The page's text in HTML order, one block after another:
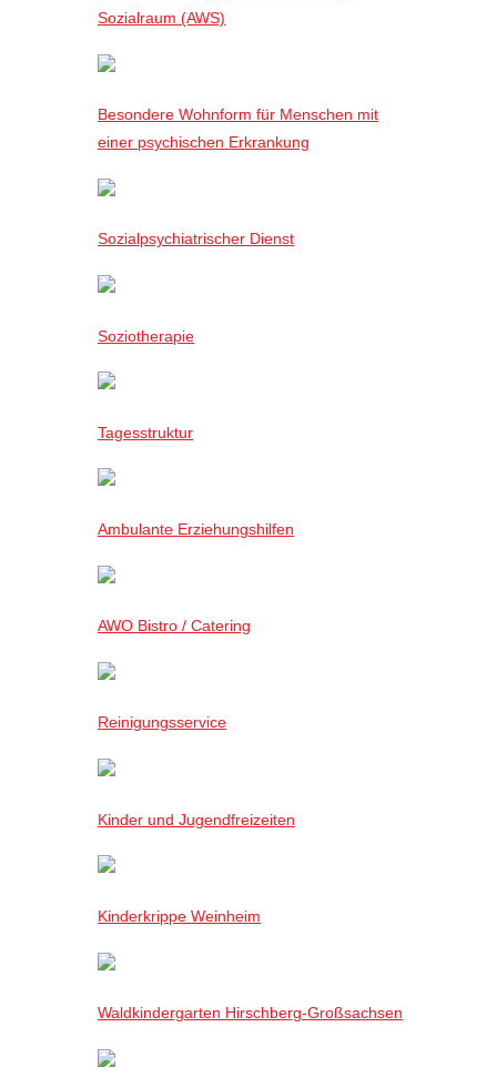
Sozialraum (AWS)
Besondere Wohnform für Menschen mit
einer psychischen Erkrankung
Sozialpsychiatrischer Dienst
Soziotherapie
Tagesstruktur
Ambulante Erziehungshilfen
AWO Bistro / Catering
Reinigungsservice
Kinder und Jugendfreizeiten
Kinderkrippe Weinheim
Waldkindergarten Hirschberg-Großsachsen